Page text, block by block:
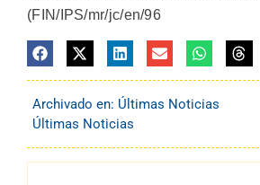
(FIN/IPS/mr/jc/en/96
Archivado en: Últimas Noticias
Últimas Noticias